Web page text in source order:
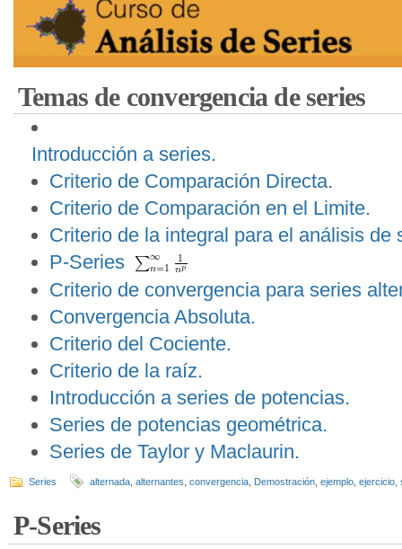
Temas de convergencia de series
Introducción a series.
Criterio de Comparación Directa.
Criterio de Comparación en el Limite.
Criterio de la integral para el análisis de
P-Series
Criterio de convergencia para series
Convergencia Absoluta.
Criterio del Cociente.
Criterio de la raíz.
Introducción a series de potencias.
Series de potencias geométrica.
Series de Taylor y Maclaurin.
Series alternada alternantes convergencia Demostración ejemplo ejercicio
P-Series